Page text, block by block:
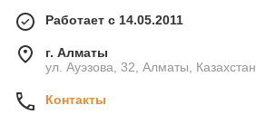
Работает с 14.05.2011
г. Алматы
ул. Ауэзова, 32, Алматы, Казахстан
Контакты